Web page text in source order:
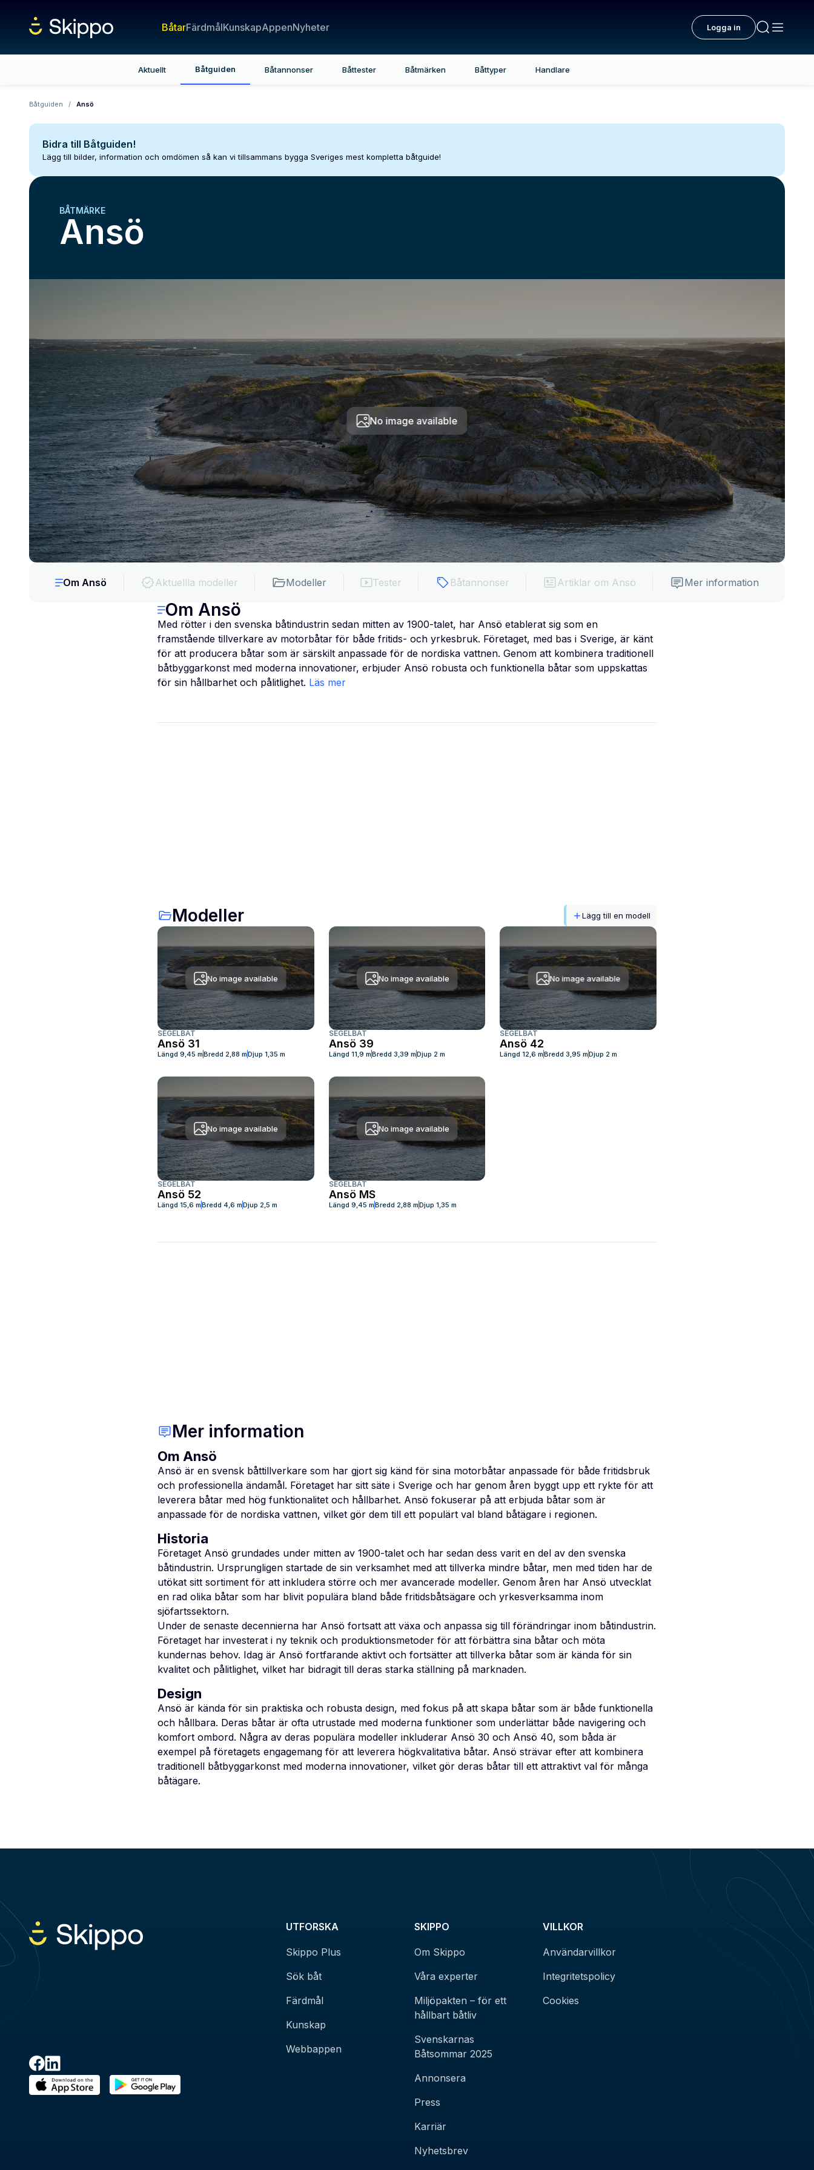
BåtarFärdmålKunskapAppenNyheter Logga in
Aktuellt Båtguiden Båtannonser Båttester Båtmärken Båttyper Handlare
Båtguiden / Ansö
Bidra till Båtguiden!
Lägg till bilder, information och omdömen så kan vi tillsammans bygga Sveriges mest kompletta båtguide!
BÅTMÄRKE
Ansö
No image available
Om Ansö Aktuellla modeller Modeller Tester Båtannonser Artiklar om Ansö Mer information
Om Ansö
Med rötter i den svenska båtindustrin sedan mitten av 1900-talet, har Ansö etablerat sig som en
framstående tillverkare av motorbåtar för både fritids- och yrkesbruk. Företaget, med bas i Sverige, är känt
för att producera båtar som är särskilt anpassade för de nordiska vattnen. Genom att kombinera traditionell
båtbyggarkonst med moderna innovationer, erbjuder Ansö robusta och funktionella båtar som uppskattas
för sin hållbarhet och pålitlighet. Läs mer
Modeller Lägg till en modell
No image available
SEGELBÅT
Ansö 31
Längd 9,45 mBredd 2,88 mDjup 1,35 m
No image available
SEGELBÅT
Ansö 39
Längd 11,9 mBredd 3,39 mDjup 2 m
No image available
SEGELBÅT
Ansö 42
Längd12,6 mBredd3,95 mDjup 2 m
No image available
SEGELBÅT
Ansö 52
Längd 15,6 mBredd 4,6 mDjup 2,5 m
No image available
SEGELBÅT
Ansö MS
Längd 9,45 mBredd 2,88 mDjup 1,35 m
Mer information
Om Ansö
Ansö är en svensk båttillverkare som har gjort sig känd för sina motorbåtar anpassade för både fritidsbruk
och professionella ändamål. Företaget har sitt säte i Sverige och har genom åren byggt upp ett rykte för att
leverera båtar med hög funktionalitet och hållbarhet. Ansö fokuserar på att erbjuda båtar som är
anpassade för de nordiska vattnen, vilket gör dem till ett populärt val bland båtägare i regionen.
Historia
Företaget Ansö grundades under mitten av 1900-talet och har sedan dess varit en del av den svenska
båtindustrin. Ursprungligen startade de sin verksamhet med att tillverka mindre båtar, men med tiden har de
utökat sitt sortiment för att inkludera större och mer avancerade modeller. Genom åren har Ansö utvecklat
en rad olika båtar som har blivit populära bland både fritidsbåtsägare och yrkesverksamma inom
sjöfartssektorn.
Under de senaste decennierna har Ansö fortsatt att växa och anpassa sig till förändringar inom båtindustrin.
Företaget har investerat i ny teknik och produktionsmetoder för att förbättra sina båtar och möta
kundernas behov. Idag är Ansö fortfarande aktivt och fortsätter att tillverka båtar som är kända för sin
kvalitet och pålitlighet, vilket har bidragit till deras starka ställning på marknaden.
Design
Ansö är kända för sin praktiska och robusta design, med fokus på att skapa båtar som är både funktionella
och hållbara. Deras båtar är ofta utrustade med moderna funktioner som underlättar både navigering och
komfort ombord. Några av deras populära modeller inkluderar Ansö 30 och Ansö 40, som båda är
exempel på företagets engagemang för att leverera högkvalitativa båtar. Ansö strävar efter att kombinera
traditionell båtbyggarkonst med moderna innovationer, vilket gör deras båtar till ett attraktivt val för många
båtägare.
UTFORSKA
Skippo Plus
Sök båt
Färdmål
Kunskap
Webbappen
SKIPPO
Om Skippo
Våra experter
Miljöpakten – för ett
hållbart båtliv
Svenskarnas
Båtsommar 2025
Annonsera
Press
Karriär
Nyhetsbrev
VILLKOR
Användarvillkor
Integritetspolicy
Cookies